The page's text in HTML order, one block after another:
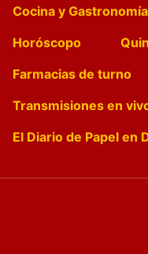
Cocina y Gastronomía
Horóscopo
Farmacias de turno
Transmisiones en
El Diario de Papel en